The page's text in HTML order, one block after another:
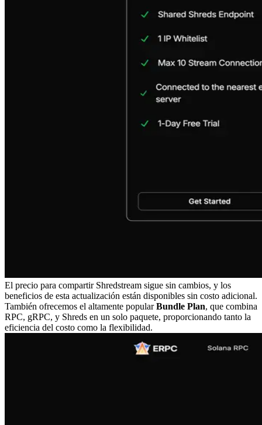
El precio para compartir Shredstream sigue sin cambios, y los
beneficios de esta actualización están disponibles sin costo adicional.
También ofrecemos el altamente popularBundle Plan, que combina
RPC, gRPC, y Shreds en un solo paquete, proporcionando tanto la
eficiencia del costo como la flexibilidad.